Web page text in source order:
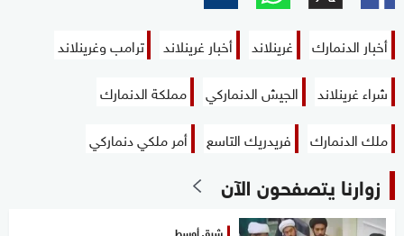
أخبار الدنمارك غرينلاند أخبار غرينلاند
ترامب وغرينلاند
شراء غرينلاند
الجيش الدنماركي
مملكة الدنمارك
ملك الدنمارك
فريدريك التاسع أمر ملكي دنماركي
زوارنا يتصفحون الآن
شرق أوسط